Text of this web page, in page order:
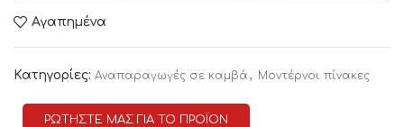
Αγαπημένα
Κατηγορίες: Αναπαραγωγές σε καμβά , Μοντέρνοι πίνακες
ΡΩΤΗΣΤΕ ΜΑΣ ΓΙΑ ΤΟ ΠΡΟΪΟΝ